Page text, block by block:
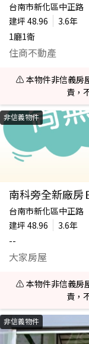
台南市新化區中正路
建坪 48.96
3.6年
1廳1衛
住商不動產
⚠️ 本物件非信義房
責，
非信義物件
南科旁全新廠房
台南市新化區中正路
建坪 48.96
3.6年
--
大家房屋
⚠️ 本物件非信義房
責，
非信義物件